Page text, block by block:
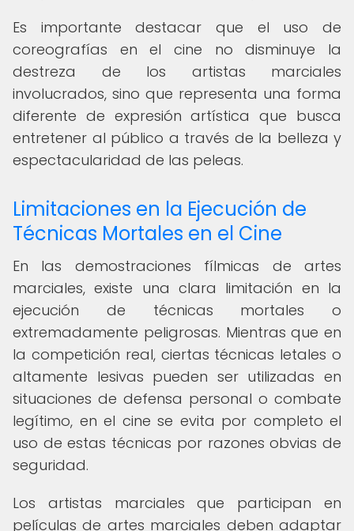
Es importante destacar que el uso de
coreografías en el cine no disminuye la
destreza de los artistas marciales
involucrados, sino que representa una forma
diferente de expresión artística que busca
entretener al público a través de la belleza y
espectacularidad de las peleas.
Limitaciones en la Ejecución de
Técnicas Mortales en el Cine
En las demostraciones fílmicas de artes
marciales, existe una clara limitación en la
ejecución de técnicas mortales o
extremadamente peligrosas. Mientras que en
la competición real, ciertas técnicas letales o
altamente lesivas pueden ser utilizadas en
situaciones de defensa personal o combate
legítimo, en el cine se evita por completo el
uso de estas técnicas por razones obvias de
seguridad.
Los artistas marciales que participan en
películas de artes marciales deben adaptar